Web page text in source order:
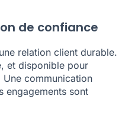
de confiance
relation client durable.
et disponible pour
communication
engagements sont